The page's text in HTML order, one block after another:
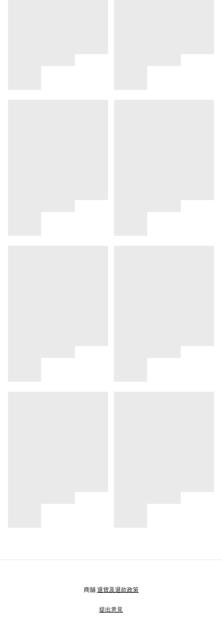
商舖 退貨及退款政策
提出意見